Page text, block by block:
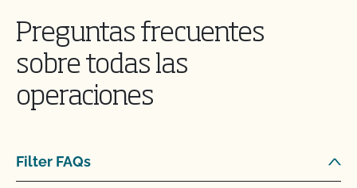
Preguntas frecuentes
sobre todas las
operaciones
Filter FAQs
¿Cuáles son las normas específicas para los
rumiantes?
¿Qué topes se exigen para las parcelas orgánicas?
¿Qué significa "certificado transitorio"?